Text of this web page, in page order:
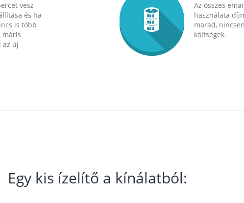
vesz
és ha
is több
máris
az új
Az összes
használata
marad,
költségek.
Egy kis ízelítő a kínálatból: